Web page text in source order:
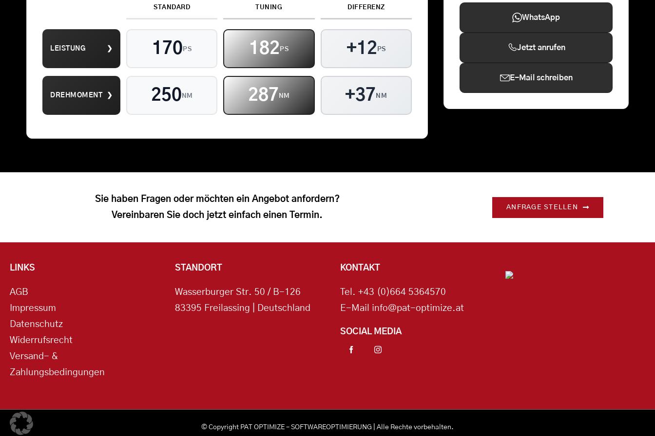
STANDARD TUNING DIFFERENZ
LEISTUNG ❯ 170 PS 182 PS +12 PS
DREHMOMENT ❯ 250 NM 287 NM +37 NM
WhatsApp
Jetzt anrufen
E-Mail schreiben
Sie haben Fragen oder möchten ein Angebot anfordern?
Vereinbaren Sie doch jetzt einfach einen Termin.
ANFRAGE STELLEN
LINKS
AGB
Impressum
Datenschutz
Widerrufsrecht
Versand- &
Zahlungsbedingungen
STANDORT
Wasserburger Str. 50 / B-126
83395 Freilassing | Deutschland
KONTAKT
Tel.+43 (0)664 5364570
E-Mail info@pat-optimize.at
SOCIAL MEDIA
© Copyright PAT OPTIMIZE – SOFTWAREOPTIMIERUNG | Alle Rechte vorbehalten.